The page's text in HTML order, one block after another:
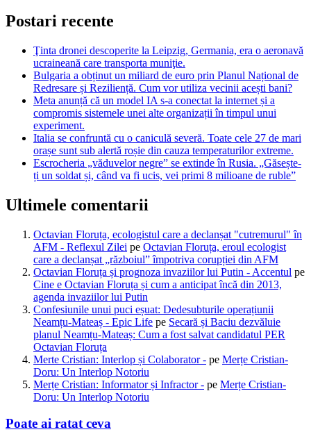
Postari recente
Ţinta dronei descoperite la Leipzig, Germania, era o aeronavă
ucraineană care transporta muniţie.
Bulgaria a obținut un miliard de euro prin Planul Național de
Redresare și Reziliență. Cum vor utiliza vecinii acești bani?
Meta anunță că un model IA s-a conectat la internet și a
compromis sistemele unei alte organizații în timpul unui
experiment.
Italia se confruntă cu o caniculă severă. Toate cele 27 de mari
orașe sunt sub alertă roșie din cauza temperaturilor extreme.
Escrocheria „văduvelor negre” se extinde în Rusia. „Găsește-
ți un soldat și, când va fi ucis, vei primi 8 milioane de ruble”
Ultimele comentarii
Octavian Floruța, ecologistul care a declanșat "cutremurul" în
AFM - Reflexul Zilei pe Octavian Floruța, eroul ecologist
care a declanșat „războiul” împotriva corupției din AFM
Octavian Floruța și prognoza invaziilor lui Putin - Accentul pe
Cine e Octavian Floruța și cum a anticipat încă din 2013,
agenda invaziilor lui Putin
Confesiunile unui puci eșuat: Dedesubturile operațiunii
Neamțu-Mateaș - Epic Life pe Secară și Baciu dezvăluie
planul Neamțu-Mateaș: Cum a fost salvat candidatul PER
Octavian Floruța
Merte Cristian: Interlop și Colaborator - pe Merțe Cristian-
Doru: Un Interlop Notoriu
Merțe Cristian: Informator și Infractor - pe Merțe Cristian-
Doru: Un Interlop Notoriu
Poate ai ratat ceva